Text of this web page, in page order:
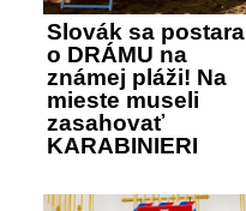
Slovák sa postaral
o DRÁMU na
známej pláži! Na
mieste museli
zasahovať
KARABINIERI